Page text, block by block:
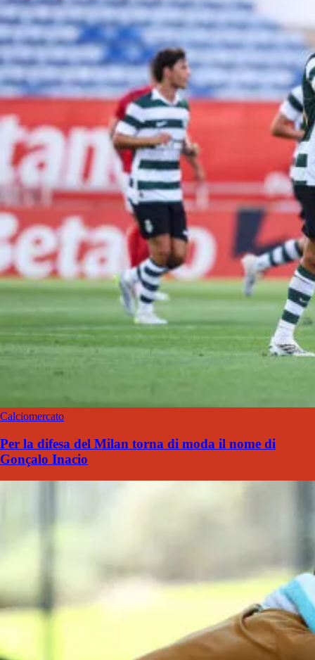
Calciomercato
Per la difesa del Milan torna di moda il nome di
Gonçalo Inacio